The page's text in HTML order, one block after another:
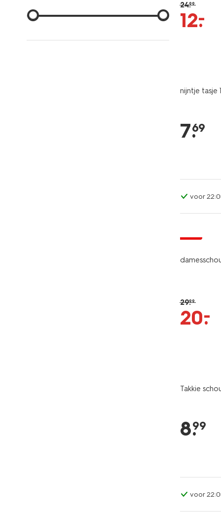
24.99
12.
–
nijntje tasje
7.
69
voor
29.99
20.
–
Takkie
8.
99
voor